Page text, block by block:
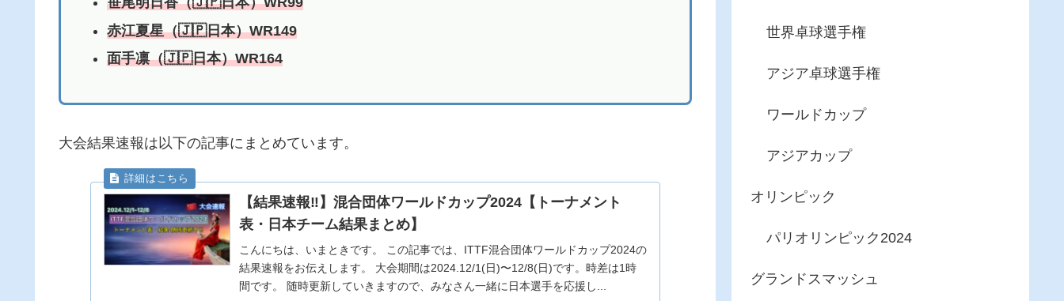
赤江夏星（🇯🇵日本）WR149
面手凛（🇯🇵日本）WR164
大会結果速報は以下の記事にまとめています。
【結果速報‼︎】混合団体ワールドカップ2024【トーナメント
表・日本チーム結果まとめ】
こんにちは、いまときです。 この記事では、ITTF混合団体ワールドカップ2024の
結果速報をお伝えします。 大会期間は2024.12/1(日)〜12/8(日)です。時差は1時
間です。 随時更新していきますので、みなさん一緒に日本選手を応援し...
世界卓球選手権
アジア卓球選手権
ワールドカップ
アジアカップ
オリンピック
パリオリンピック2024
グランドスマッシュ